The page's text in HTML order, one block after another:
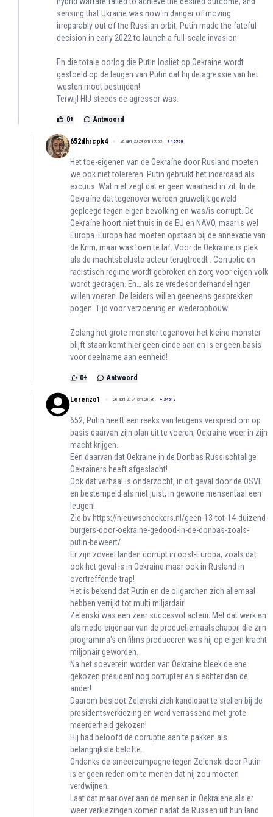
sensing that Ukraine was now in danger of moving
irreparably out of the Russian orbit, Putin made the fateful
decision in early 2022 to launch a full-scale invasion.
En die totale oorlog die Putin losliet op Oekraine wordt
gestoeld op de leugen van Putin dat hij de agressie van het
westen moet bestrijden!
Terwijl HIJ steeds de agressor was.
0+ Antwoord
652dhrcpk4 26 april 2024 om 19:59 + 16956
Het toe-eigenen van de Oekraïne door Rusland moeten
we ook niet tolereren. Putin gebruikt het inderdaad als
excuus. Wat niet zegt dat er geen waarheid in zit. In de
Oekraïne dat tegenover werden gruwelijk geweld
gepleegd tegen eigen bevolking en was/is corrupt. De
Oekraïne hoort niet thuis in de EU en NAVO, maar is wel
Europa. Europa had moeten opstaan bij de annexatie van
de Krim, maar was toen te laf. Voor de Oekraïne is plek
als de machtsbeluste acteur terugtreedt . Corruptie en
racistisch regime wordt gebroken en zorg voor eigen volk
wordt gedragen. En… als ze vredesonderhandelingen
willen voeren. De leiders willen geeneens gesprekken
pogen. Tijd voor verzoening en wederopbouw.
Zolang het grote monster tegenover het kleine monster
blijft staan komt hier geen einde aan en is er geen basis
voor deelname aan eenheid!
0+ Antwoord
Lorenzo1 26 april 2024 om 20:36 + 34512
652, Putin heeft een reeks van leugens verspreid om op
basis daarvan zijn plan uit te voeren, Oekraine weer in zijn
macht krijgen.
Eén daarvan dat Oekraine in de Donbas Russischtalige
Oekrainers heeft afgeslacht!
Ook dat verhaal is onderzocht, in dit geval door de OSVE
en bestempeld als niet juist, in gewone mensentaal een
leugen!
Zie bv https://nieuwscheckers.nl/geen-13-tot-14-duizend-
burgers-door-oekraine-gedood-in-de-donbas-zoals-
putin-beweert/
Er zijn zoveel landen corrupt in oost-Europa, zoals dat
ook het geval is in Oekraine maar ook in Rusland in
overtreffende trap!
Het is bekend dat Putin en de oligarchen zich allemaal
hebben verrijkt tot multi miljardair!
Zelenski was een zeer succesvol acteur. Met dat werk en
als mede-eigenaar van de productiemaatschappij die zijn
programma's en films produceren was hij op eigen kracht
miljonair geworden.
Na het soeverein worden van Oekraine bleek de ene
gekozen president nog corrupter en slechter dan de
ander!
Daarom besloot Zelenski zich kandidaat te stellen bij de
presidentsverkiezing en werd verrassend met grote
meerderheid gekozen!
Hij had beloofd de corruptie aan te pakken als
belangrijkste belofte.
Ondanks de smeercampagne tegen Zelenski door Putin
is er geen reden om te menen dat hij zou moeten
verdwijnen.
Laat dat maar over aan de mensen in Oekraiene als er
weer verkiezingen komen nadat de Russen uit hun land